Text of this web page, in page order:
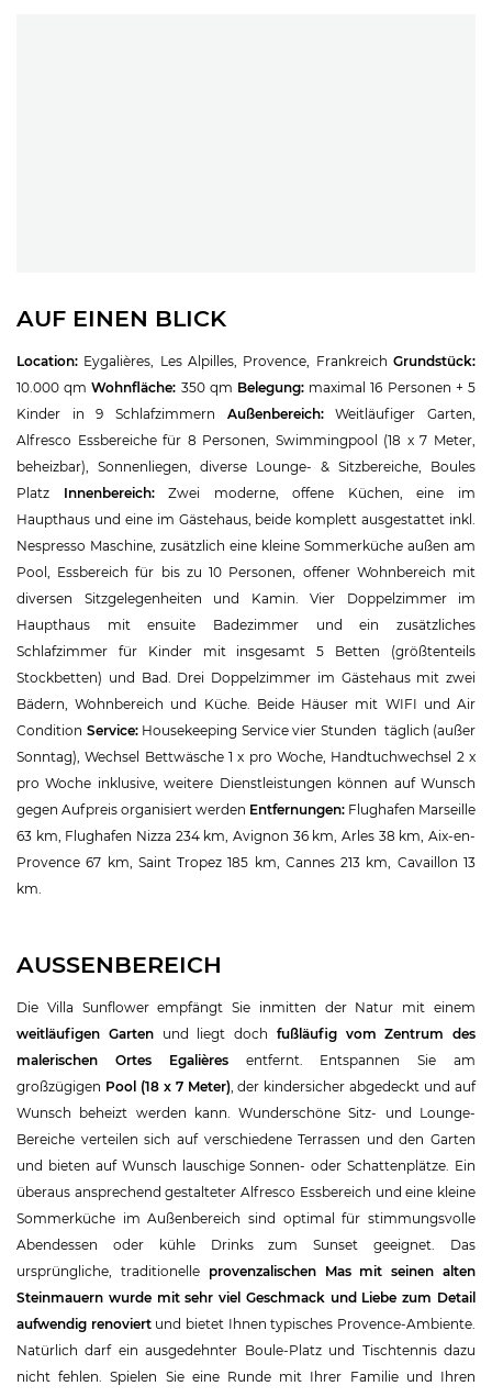
AUF EINEN BLICK
Location: Eygalières, Les Alpilles, Provence, Frankreich Grundstück:
10.000 qmWohnfläche: 350 qm Belegung: maximal 16 Personen + 5
Kinder in 9 Schlafzimmern Außenbereich:Weitläufiger Garten,
Alfresco Essbereiche für 8 Personen, Swimmingpool (18 x 7 Meter,
beheizbar), Sonnenliegen, diverse Lounge- & Sitzbereiche, Boules
Platz Innenbereich:Zwei moderne, offene Küchen, eine im
Haupthaus und eine im Gästehaus, beide komplett ausgestattet inkl.
Nespresso Maschine, zusätzlich eine kleine Sommerküche außen am
Pool, Essbereich für bis zu 10 Personen, offener Wohnbereich mit
diversen Sitzgelegenheiten und Kamin. Vier Doppelzimmer im
Haupthaus mit ensuite Badezimmer und ein zusätzliches
Schlafzimmer für Kinder mit insgesamt 5 Betten (größtenteils
Stockbetten) und Bad. Drei Doppelzimmer im Gästehaus mit zwei
Bädern, Wohnbereich und Küche. Beide Häuser mit WIFI und Air
Condition Service:Housekeeping Service vier Stunden täglich (außer
Sonntag), Wechsel Bettwäsche 1 x pro Woche, Handtuchwechsel 2 x
pro Woche inklusive, weitere Dienstleistungen können auf Wunsch
gegen Aufpreis organisiert werden Entfernungen: Flughafen Marseille
63 km, Flughafen Nizza 234 km, Avignon 36 km, Arles 38 km, Aix-en-
Provence 67 km, Saint Tropez 185 km, Cannes 213 km, Cavaillon 13
km.
AUSSENBEREICH
Die Villa Sunflower empfängt Sie inmitten der Natur mit einem
weitläufigen Gartenund liegt doch fußläufig vom Zentrum des
malerischen Ortes Egalières entfernt. Entspannen Sie am
großzügigen Pool (18 x 7 Meter), der kindersicher abgedeckt und auf
Wunsch beheizt werden kann. Wunderschöne Sitz- und Lounge-
Bereiche verteilen sich auf verschiedene Terrassen und den Garten
und bieten auf Wunsch lauschige Sonnen- oder Schattenplätze. Ein
überaus ansprechend gestalteter Alfresco Essbereich und eine kleine
Sommerküche im Außenbereich sind optimal für stimmungsvolle
Abendessen oder kühle Drinks zum Sunset geeignet. Das
ursprüngliche, traditionelleprovenzalischen Mas mit seinen alten
Steinmauern wurde mit sehr viel Geschmack und Liebe zum Detail
aufwendig renoviertund bietet Ihnen typisches Provence-Ambiente.
Natürlich darf ein ausgedehnter Boule-Platz und Tischtennis dazu
nicht fehlen. Spielen Sie eine Runde mit Ihrer Familie und Ihren